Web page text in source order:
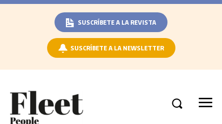
SUSCRÍBETE A LA REVISTA
SUSCRÍBETE A LA NEWSLETTER